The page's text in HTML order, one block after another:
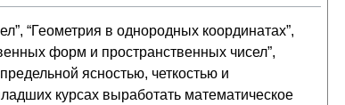
“Геометрия в однородных координатах”,
форм и пространственных чисел”,
ясностью, четкостью и
курсах выработать математическое